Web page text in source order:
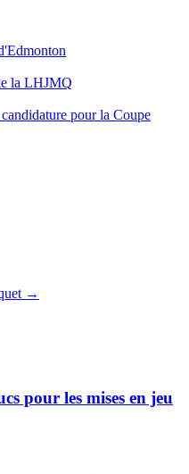
la LHJMQ
pour la Coupe
→
pour les mises en jeu